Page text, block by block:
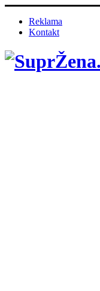
Reklama
Kontakt